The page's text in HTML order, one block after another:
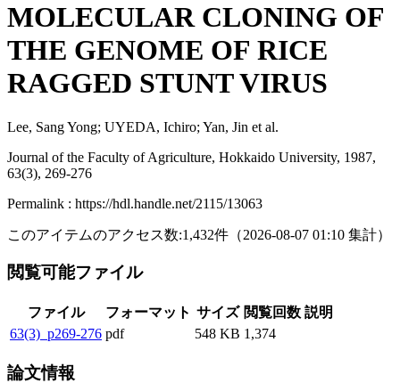
MOLECULAR CLONING OF
THE GENOME OF RICE
RAGGED STUNT VIRUS
Lee, Sang Yong; UYEDA, Ichiro; Yan, Jin et al.
Journal of the Faculty of Agriculture, Hokkaido University, 1987,
63(3), 269-276
Permalink : https://hdl.handle.net/2115/13063
このアイテムのアクセス数:1,432件 （2026-08-07 01:10 集計）
閲覧可能ファイル
ファイル フォーマット サイズ 閲覧回数 説明
63(3)_p269-276 pdf 548 KB 1,374
論文情報